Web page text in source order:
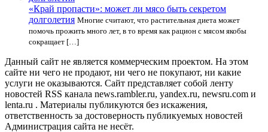
«Край пропасти»: может ли мясо быть секретом
долголетия Многие считают, что растительная диета может
помочь прожить много лет, в то время как рацион с мясом якобы
сокращает […]
Данный сайт не является коммерческим проектом. На этом
сайте ни чего не продают, ни чего не покупают, ни какие
услуги не оказываются. Сайт представляет собой ленту
новостей RSS канала news.rambler.ru, yandex.ru, newsru.com и
lenta.ru . Материалы публикуются без искажения,
ответственность за достоверность публикуемых новостей
Администрация сайта не несёт.